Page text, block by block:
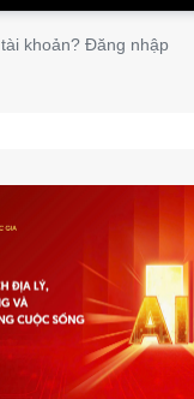
khoản? Đăng nhập